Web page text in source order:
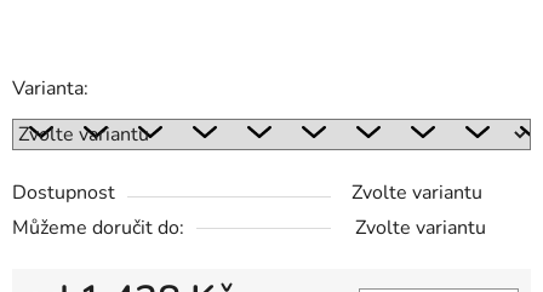
Varianta:
Dostupnost
Zvolte variantu
Můžeme doručit do:
Zvolte variantu